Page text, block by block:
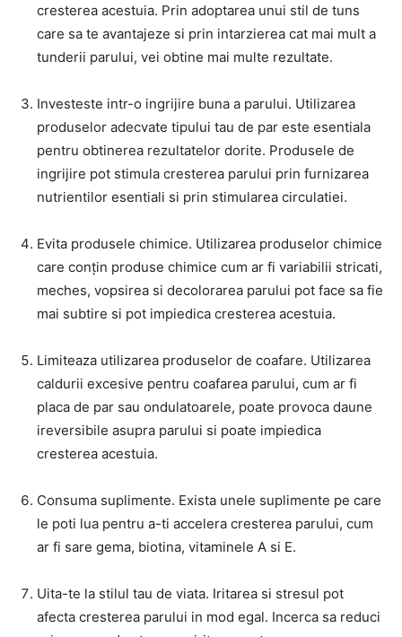
cresterea acestuia. Prin adoptarea unui stil de tuns
care sa te avantajeze si prin intarzierea cat mai mult a
tunderii parului, vei obtine mai multe rezultate.
Investeste intr-o ingrijire buna a parului. Utilizarea
produselor adecvate tipului tau de par este esentiala
pentru obtinerea rezultatelor dorite. Produsele de
ingrijire pot stimula cresterea parului prin furnizarea
nutrientilor esentiali si prin stimularea circulatiei.
Evita produsele chimice. Utilizarea produselor chimice
care conțin produse chimice cum ar fi variabilii stricati,
meches, vopsirea si decolorarea parului pot face sa fie
mai subtire si pot impiedica cresterea acestuia.
Limiteaza utilizarea produselor de coafare. Utilizarea
caldurii excesive pentru coafarea parului, cum ar fi
placa de par sau ondulatoarele, poate provoca daune
ireversibile asupra parului si poate impiedica
cresterea acestuia.
Consuma suplimente. Exista unele suplimente pe care
le poti lua pentru a-ti accelera cresterea parului, cum
ar fi sare gema, biotina, vitaminele A si E.
Uita-te la stilul tau de viata. Iritarea si stresul pot
afecta cresterea parului in mod egal. Incerca sa reduci